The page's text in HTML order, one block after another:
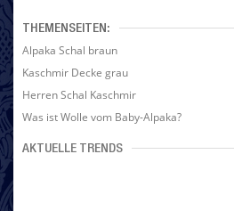
THEMENSEITEN:
Alpaka Schal braun
Kaschmir Decke grau
Herren Schal Kaschmir
Was ist Wolle vom Baby-Alpaka?
AKTUELLE TRENDS